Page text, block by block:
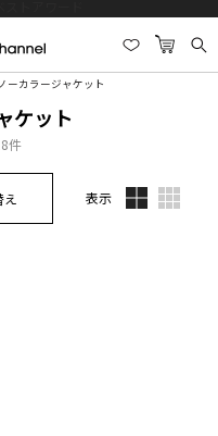
ーカラージャケット
ケット
件
表示